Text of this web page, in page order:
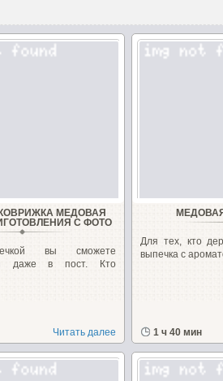
МЕДОВАЯ
С ФОТО
вы сможете
даже в пост. Кто
Читать далее
Для тех, кто
выпечка с
1 ч 40 мин